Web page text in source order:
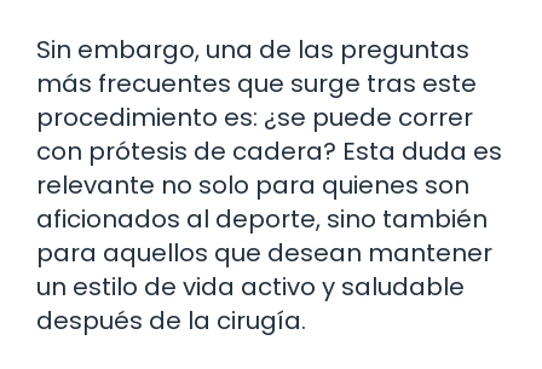
Sin embargo, una de las preguntas
más frecuentes que surge tras este
procedimiento es: ¿se puede correr
con prótesis de cadera? Esta duda es
relevante no solo para quienes son
aficionados al deporte, sino también
para aquellos que desean mantener
un estilo de vida activo y saludable
después de la cirugía.